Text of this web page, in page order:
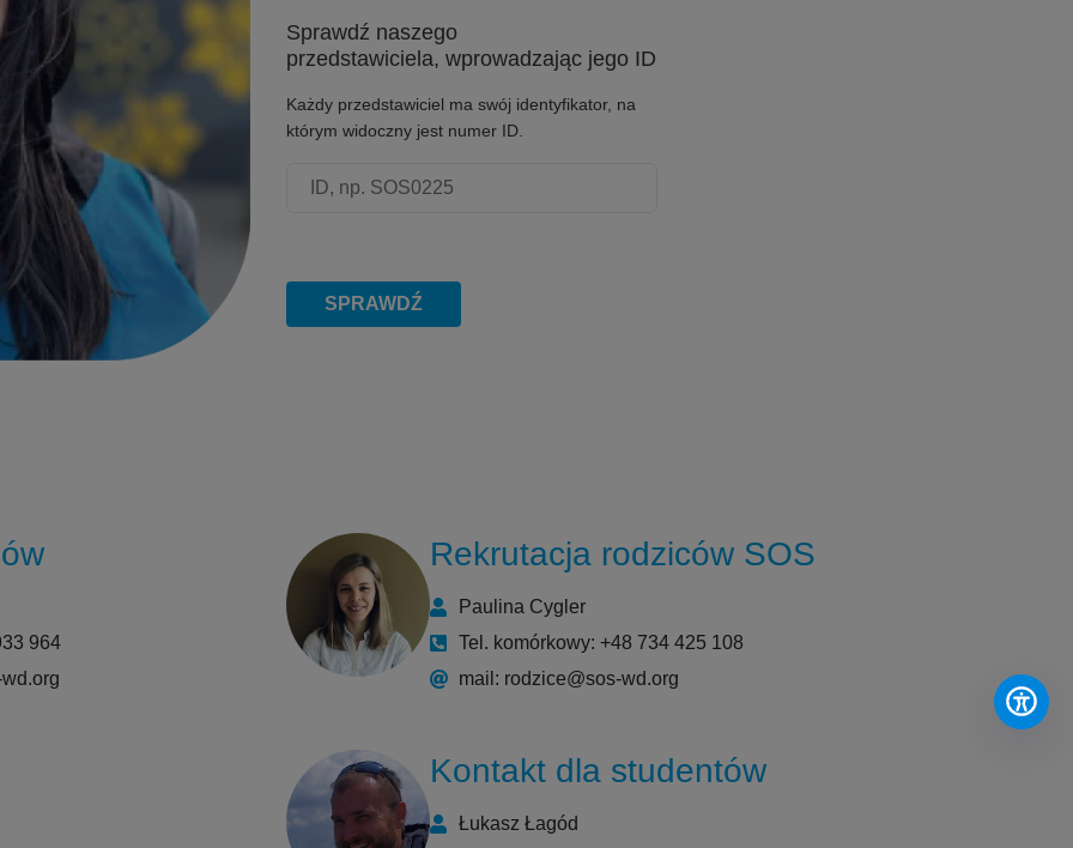
Sprawdź naszego
przedstawiciela, wprowadzając jego ID
Każdy przedstawiciel ma swój identyfikator, na
którym widoczny jest numer ID.
SPRAWDŹ
964
Rekrutacja rodziców SOS
Paulina Cygler
Tel. komórkowy: +48 734 425 108
mail: rodzice@sos-wd.org
Kontakt dla studentów
Łukasz Łagód